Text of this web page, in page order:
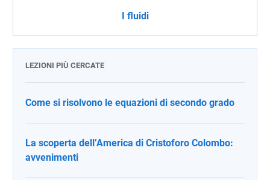
I fluidi
LEZIONI PIÙ CERCATE
Come si risolvono le equazioni di secondo grado
La scoperta dell’America di Cristoforo Colombo:
avvenimenti